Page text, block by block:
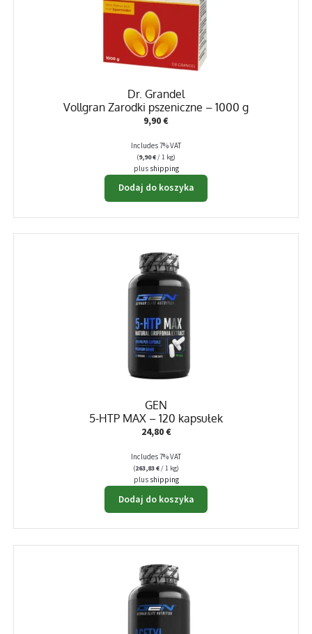
Dr. Grandel
Vollgran Zarodki pszeniczne – 1000 g
9,90€
Includes 7% VAT
(9,90€/ 1 kg)
plus shipping
Dodaj do koszyka
GEN
5-HTP MAX – 120 kapsułek
24,80€
Includes 7% VAT
(263,83€/ 1 kg)
plus shipping
Dodaj do koszyka